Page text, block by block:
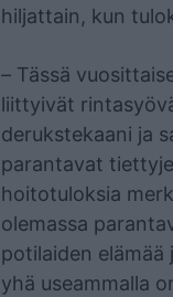
hiljattain, kun
– Tässä
liittyivät
derukstekaani ja
parantavat
hoitotuloksia
olemassa
potilaiden elämää
yhä useammalla